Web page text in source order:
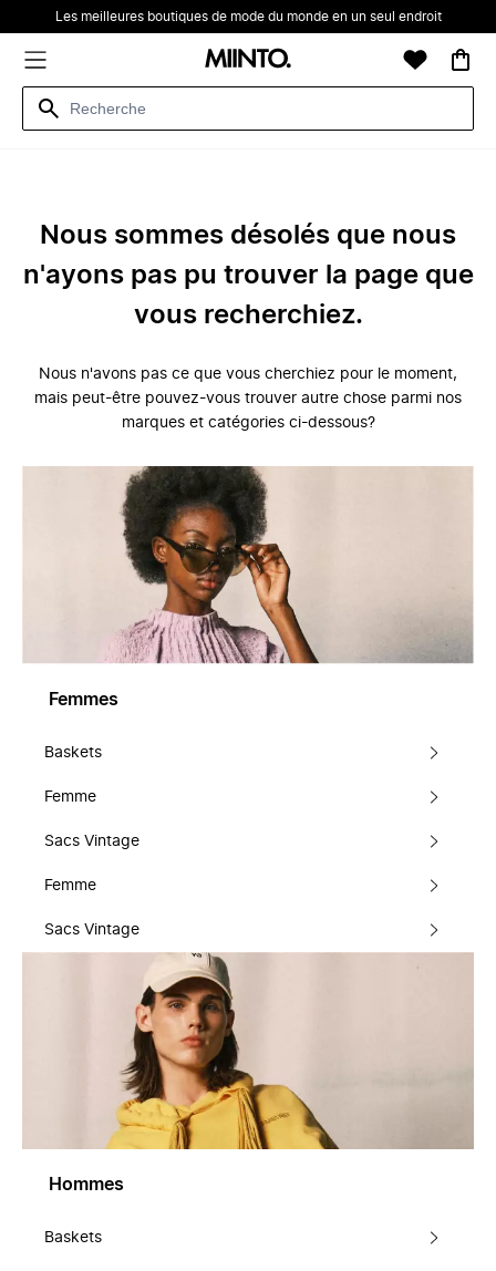
Les meilleures boutiques de mode du monde en un seul endroit
Nous sommes désolés que nous
n'ayons pas pu trouver la page que
vous recherchiez.
Nous n'avons pas ce que vous cherchiez pour le moment,
mais peut-être pouvez-vous trouver autre chose parmi nos
marques et catégories ci-dessous?
Femmes
Baskets
Femme
Sacs Vintage
Femme
Sacs Vintage
Hommes
Baskets